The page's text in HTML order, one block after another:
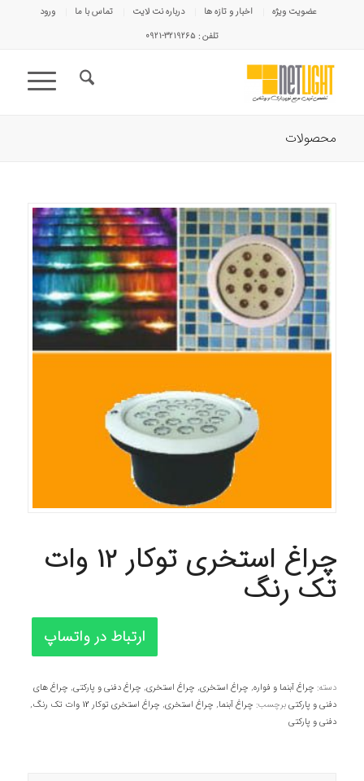
عضویت ویژه اخبار و تازه ها درباره نت لایت تماس با ما
ورود
تلفن : ۳۲۱۹۲۶۵-۰۹۲۱
محصولات
چراغ استخری توکار 12 وات
تک رنگ
ارتباط در واتساپ
دسته: چراغ آبنما و فواره, چراغ استخری, چراغ استخری, چراغ دفنی و پارکتی, چراغ های
دفنی و پارکتی برچسب: چراغ آبنما, چراغ استخری, چراغ استخری توکار 12 وات تک رنگ
,
دفنی و پارکتی